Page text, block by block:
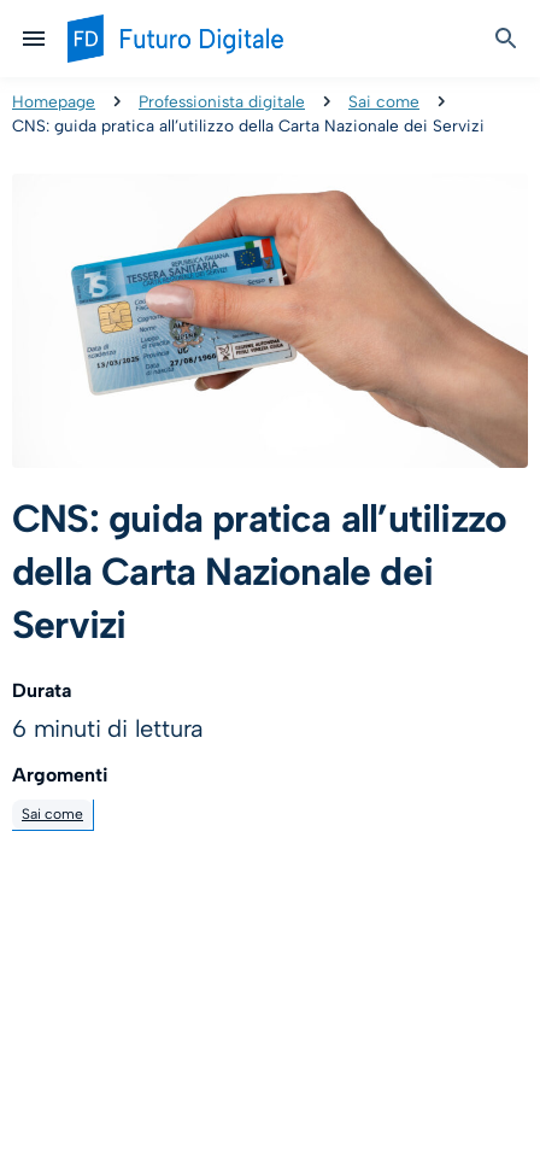
Homepage Professionista digitale
Sai come
CNS: guida pratica all’utilizzo della Carta Nazionale dei Servizi
CNS: guida pratica all’utilizzo
della Carta Nazionale dei
Servizi
Durata
6 minuti di lettura
Argomenti
Sai come